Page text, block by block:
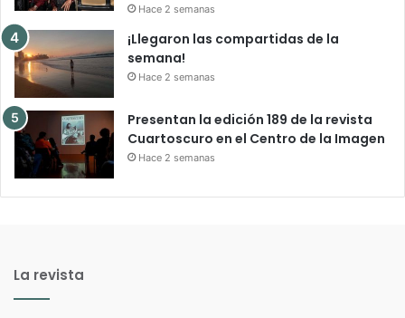
Hace 2 semanas
¡Llegaron las compartidas de la
semana!
Hace 2 semanas
Presentan la edición 189 de la revista
Cuartoscuro en el Centro de la Imagen
Hace 2 semanas
La revista